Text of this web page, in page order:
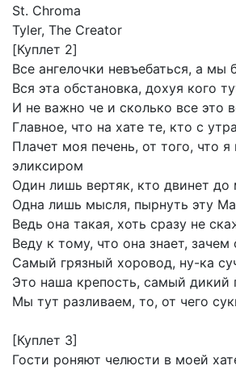
St. Chroma
Tyler, The Creator
[Куплет 2]
Все ангелочки невъебаться, а мы
Вся эта обстановка, дохуя кого
И не важно че и сколько все это
Главное, что на хате те, кто с утра
Плачет моя печень, от того, что я
эликсиром
Один лишь вертяк, кто двинет до
Одна лишь мысля, пырнуть эту
Ведь она такая, хоть сразу не
Веду к тому, что она знает, зачем
Самый грязный хоровод, ну-ка
Это наша крепость, самый дикий
Мы тут разливаем, то, от чего
[Куплет 3]
Гости роняют челюсти в моей